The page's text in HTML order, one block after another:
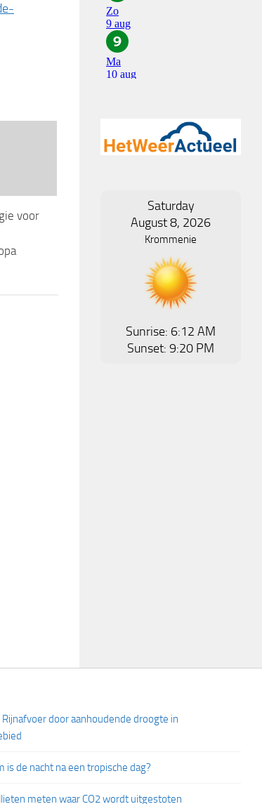
voor
Saturday
August 8, 2026
Krommenie
Sunrise: 6:12 AM
Sunset: 9:20 PM
Rijnafvoer door aanhoudende droogte in
is de nacht na een tropische dag?
meten waar CO2 wordt uitgestoten